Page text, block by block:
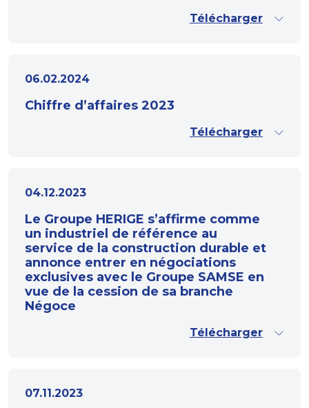
Télécharger
06.02.2024
Chiffre d’affaires 2023
Télécharger
04.12.2023
Le Groupe HERIGE s’affirme comme
un industriel de référence au
service de la construction durable et
annonce entrer en négociations
exclusives avec le Groupe SAMSE en
vue de la cession de sa branche
Négoce
Télécharger
07.11.2023